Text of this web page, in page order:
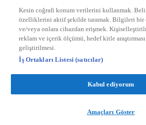
Kesin coğrafi konum verilerini kullanmak.
özelliklerini aktif şekilde taramak. Bilgileri bir
ve/veya onlara cihazdan erişmek.
reklam ve içerik ölçümü, hedef kitle
geliştirilmesi.
İş Ortakları Listesi (satıcılar)
Kabul ediyorum
Amaçları Göster